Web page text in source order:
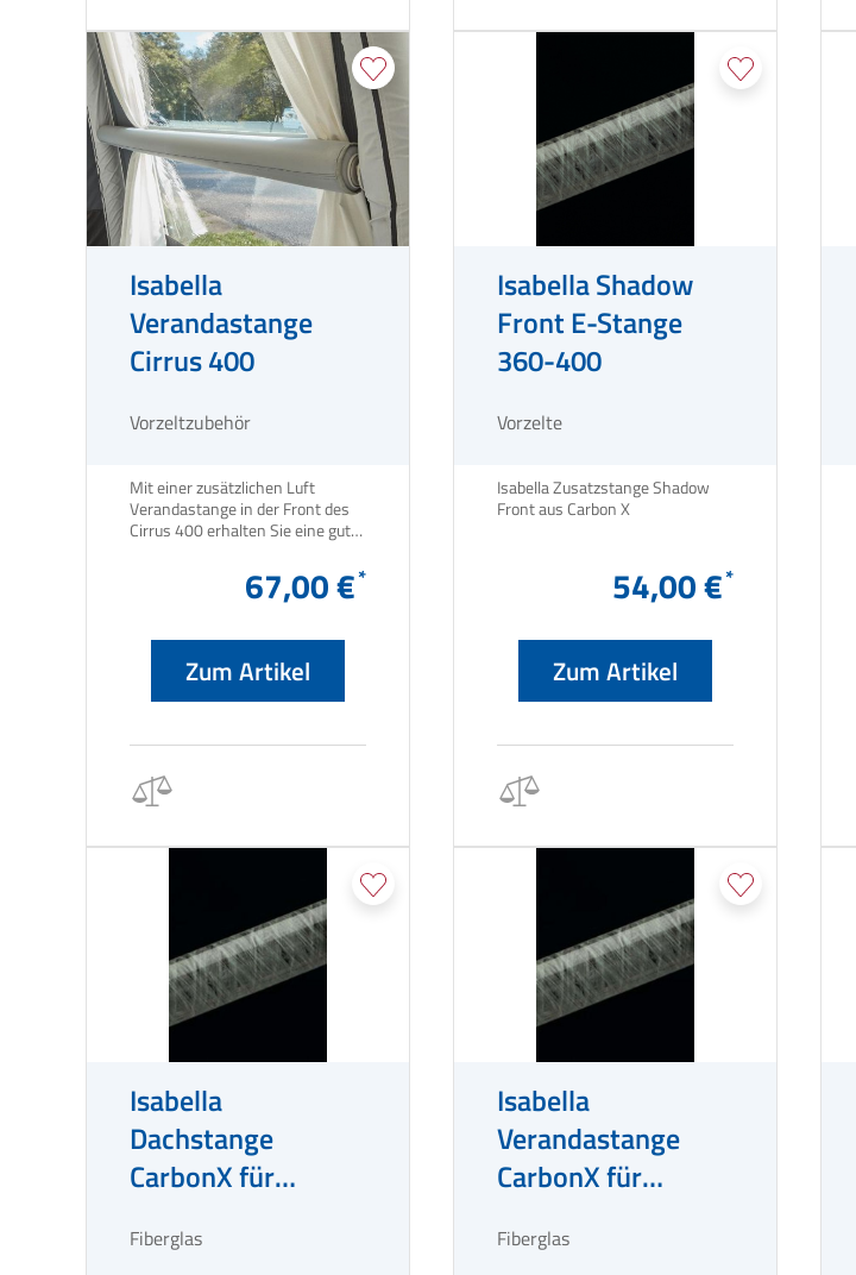
Isabella
Verandastange
Cirrus 400
Vorzeltzubehör
Mit einer zusätzlichen Luft
Verandastange in der Front des
Cirrus 400 erhalten Sie eine gute
67,00 €
Zum Artikel
Isabella Shadow
Front E-Stange
360-400
Vorzelte
Isabella Zusatzstange Shadow
54,00 €
Zum Artikel
Isabella
Dachstange
CarbonX für
mm
Fiberglas
Isabella
Verandastange
CarbonX für
Fiberglas